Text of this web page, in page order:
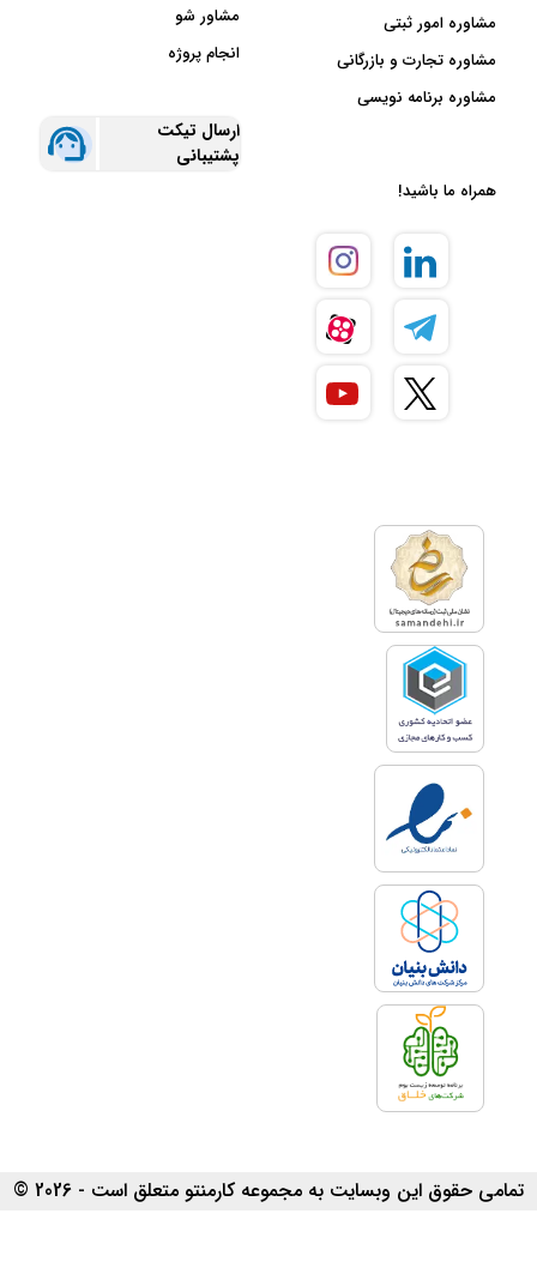
مشاوره امور ثبتی
مشاوره تجارت و بازرگانی
مشاوره برنامه نویسی
مشاور شو
انجام پروژه
ارسال تیکت
پشتیبانی
همراه ما باشید!
تمامی حقوق این وبسایت به مجموعه کارمنتو متعلق است - 2026 ©